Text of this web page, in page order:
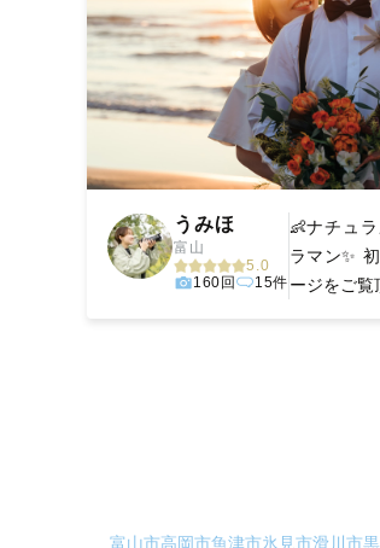
うみほ
富山
5.0
160回
15件
👶ナチュ
ラマン✨
ージをご覧
富山市高岡市魚津市氷見市滑川市